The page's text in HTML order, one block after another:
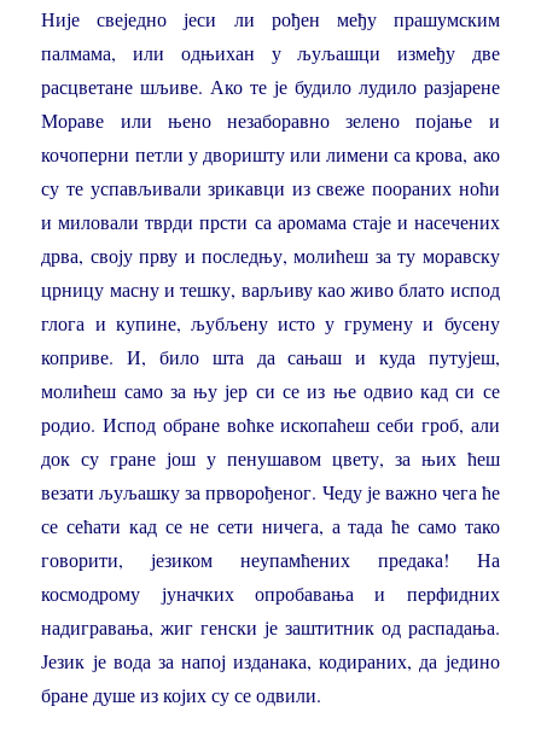
Није свеједно јеси ли рођен међу прашумским
палмама, или одњихан у љуљашци између две
расцветане шљиве. Ако те је будило лудило разјарене
Мораве или њено незаборавно зелено појање и
кочоперни петли у дворишту или лимени са крова, ако
су те успављивали зрикавци из свеже поораних ноћи
и миловали тврди прсти са аромама стаје и насечених
дрва, своју прву и последњу, молићеш за ту моравску
црницу масну и тешку, варљиву као живо блато испод
глога и купине, љубљену исто у грумену и бусену
коприве. И, било шта да сањаш и куда путујеш,
молићеш само за њу јер си се из ње одвио кад си се
родио. Испод обране воћке ископаћеш себи гроб, али
док су гране још у пенушавом цвету, за њих ћеш
везати љуљашку за прворођеног. Чеду је важно чега ће
се сећати кад се не сети ничега, а тада ће само тако
говорити, језиком неупамћених предака! На
космодрому јуначких опробавања и перфидних
надигравања, жиг генски је заштитник од распадања.
Језик је вода за напој изданака, кодираних, да једино
бране душе из којих су се одвили.